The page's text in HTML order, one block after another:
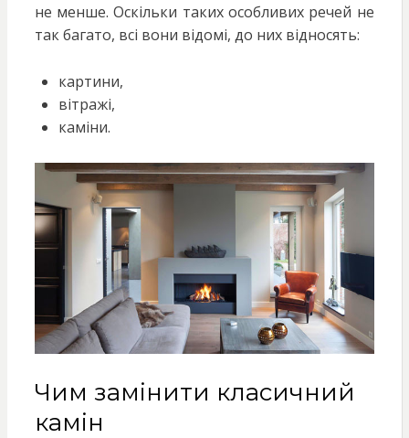
не менше. Оскільки таких особливих речей не
так багато, всі вони відомі, до них відносять:
картини,
вітражі,
каміни.
Чим замінити класичний
камін